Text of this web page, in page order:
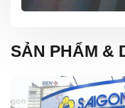
SẢN PHẨM &